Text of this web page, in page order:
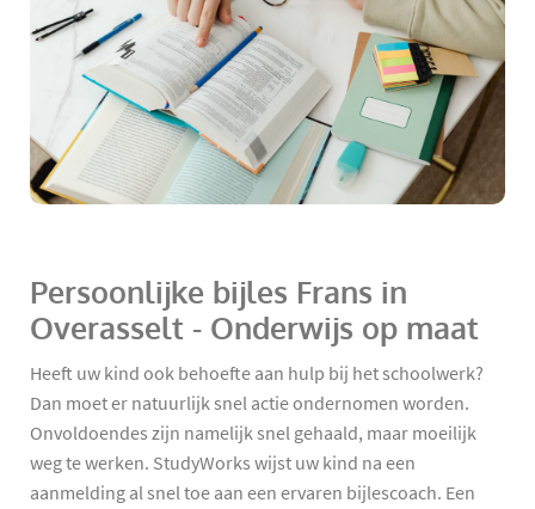
Persoonlijke bijles Frans in
Overasselt - Onderwijs op maat
Heeft uw kind ook behoefte aan hulp bij het schoolwerk?
Dan moet er natuurlijk snel actie ondernomen worden.
Onvoldoendes zijn namelijk snel gehaald, maar moeilijk
weg te werken. StudyWorks wijst uw kind na een
aanmelding al snel toe aan een ervaren bijlescoach. Een